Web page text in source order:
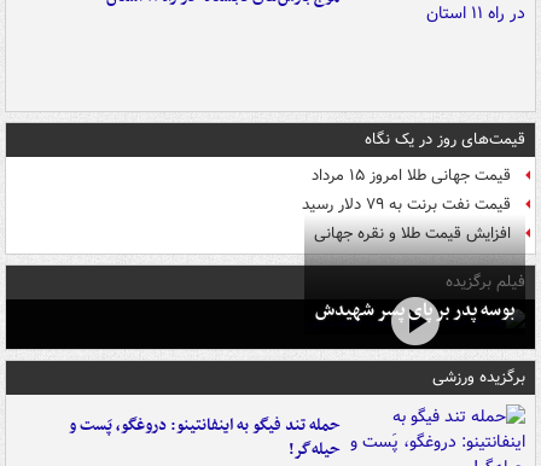
قیمت‌های روز در یک نگاه
قیمت جهانی طلا امروز ۱۵ مرداد
قیمت نفت برنت به ۷۹ دلار رسید
افزایش قیمت طلا و نقره جهانی
فیلم برگزیده
بوسه‌ پدر بر پای پسر شهیدش
برگزیده ورزشی
حمله تند فیگو به اینفانتینو: دروغگو، پَست‌ و
حیله‌گر!